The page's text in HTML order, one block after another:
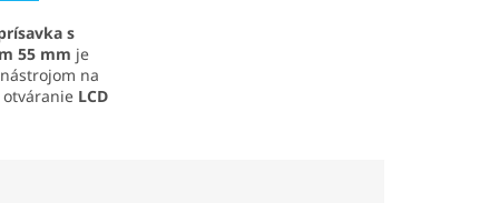
s
55 mm je
na
LCD